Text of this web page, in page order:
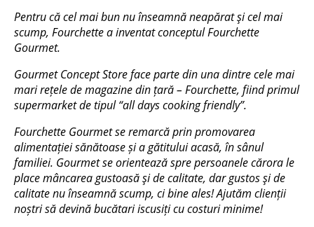
Pentru că cel mai bun nu înseamnă neapărat şi cel mai
scump, Fourchette a inventat conceptul Fourchette
Gourmet.
Gourmet Concept Store face parte din una dintre cele mai
mari rețele de magazine din țară – Fourchette, fiind primul
supermarket de tipul “all days cooking friendly”.
Fourchette Gourmet se remarcă prin promovarea
alimentației sănătoase și a gătitului acasă, în sânul
familiei. Gourmet se orientează spre persoanele cărora le
place mâncarea gustoasă şi de calitate, dar gustos şi de
calitate nu înseamnă scump, ci bine ales! Ajutăm clienții
noștri să devină bucătari iscusiți cu costuri minime!